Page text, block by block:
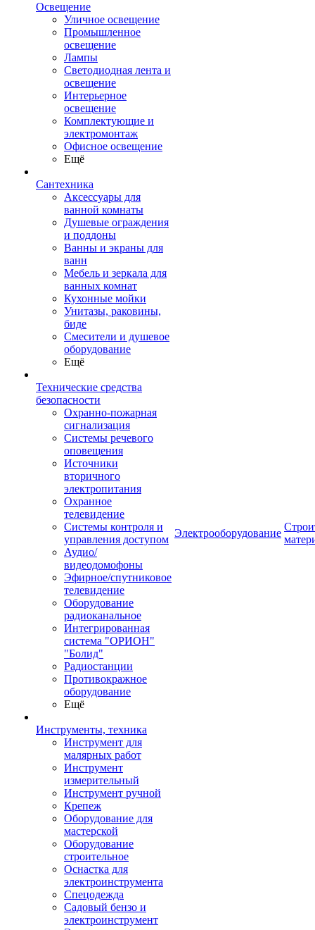
Освещение
Уличное освещение
Промышленное
освещение
Лампы
Светодиодная лента и
освещение
Интерьерное
освещение
Комплектующие и
электромонтаж
Офисное освещение
Ещё
Сантехника
Аксессуары для
ванной комнаты
Душевые ограждения
и поддоны
Ванны и экраны для
ванн
Мебель и зеркала для
ванных комнат
Кухонные мойки
Унитазы, раковины,
биде
Смесители и душевое
оборудование
Ещё
Технические средства
безопасности
Охранно-пожарная
сигнализация
Системы речевого
оповещения
Источники
вторичного
электропитания
Охранное
телевидение
Системы контроля и
управления доступом
Аудио/
видеодомофоны
Эфирное/спутниковое
телевидение
Оборудование
радиоканальное
Интегрированная
система "ОРИОН"
"Болид"
Радиостанции
Противокражное
оборудование
Ещё
Инструменты, техника
Инструмент для
малярных работ
Инструмент
измерительный
Инструмент ручной
Крепеж
Оборудование для
мастерской
Оборудование
строительное
Оснастка для
электроинструмента
Спецодежда
Садовый бензо и
электроинструмент
Электрооборудование